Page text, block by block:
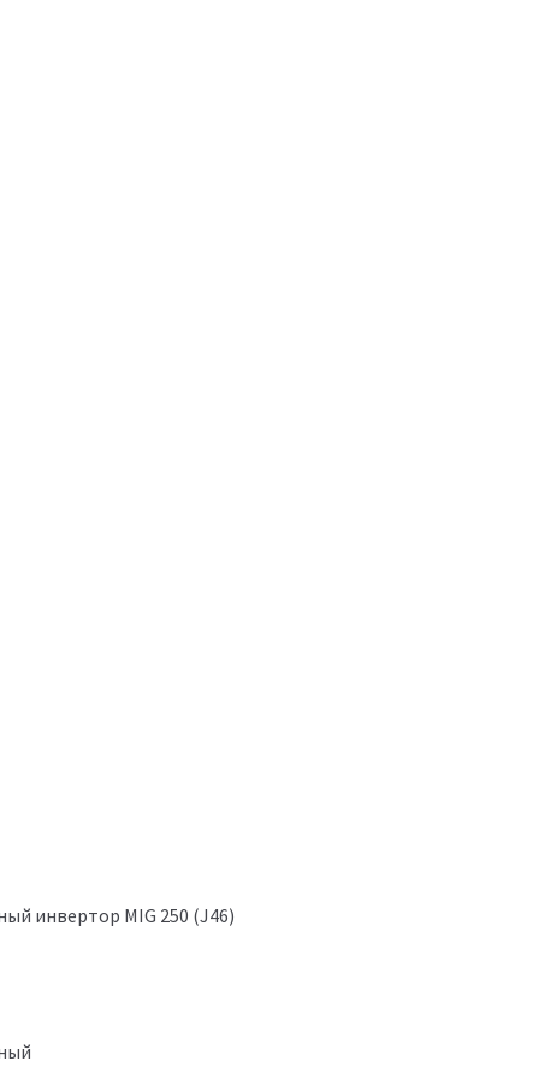
инвертор MIG 250 (J46)